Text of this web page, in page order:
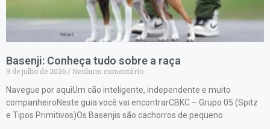
Basenji: Conheça tudo sobre a raça
9 de julho de 2026
Nenhum comentário
Navegue por aquiUm cão inteligente, independente e muito
companheiroNeste guia você vai encontrarCBKC – Grupo 05 (Spitz
e Tipos Primitivos)Os Basenjis são cachorros de pequeno